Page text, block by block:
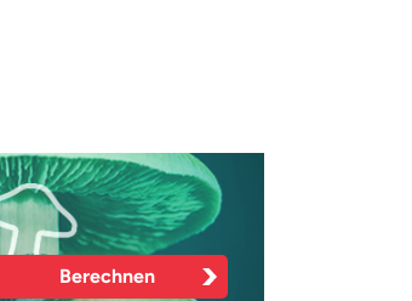
Berechnen